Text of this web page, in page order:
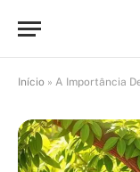
Início » A Importância